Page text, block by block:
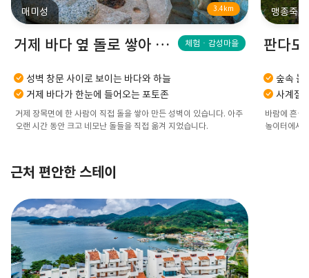
매미성 3.4km
거제 바다 옆 돌로 쌓아 올린 매미성 체험ㆍ감성마을
성벽 창문 사이로 보이는 바다와 하늘
거제 바다가 한눈에 들어오는 포토존
거제 장목면에 한 사람이 직접 돌을 쌓아 만든 성벽이 있습니다. 아주
오랜 시간 동안 크고 네모난 돌들을 직접 옮겨 지었습니다.
맹종죽
숲속 놀
사계절
바람에 흔들
놀이터에서
근처 편안한 스테이